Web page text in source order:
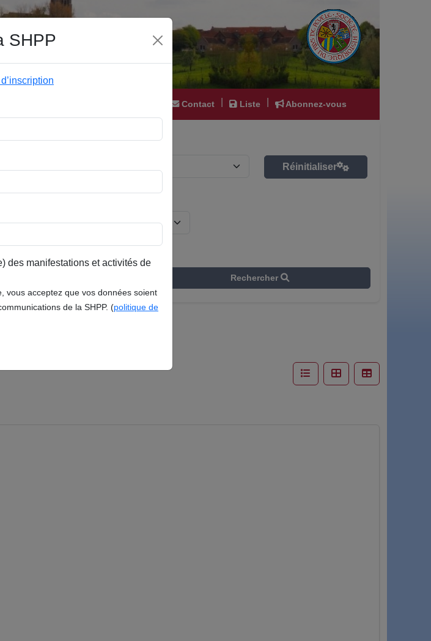
Contact Liste Abonnez-vous
Rubrique :
Réinitialiser
Classer par :
Rechercher
SHPP
des manifestations et activités de
vous acceptez que vos données soient
de la SHPP. (politique de